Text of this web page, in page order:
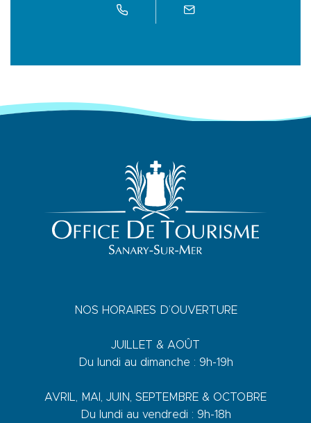
NOS HORAIRES D’OUVERTURE
JUILLET & AOÛT
Du lundi au dimanche : 9h-19h
AVRIL, MAI, JUIN, SEPTEMBRE & OCTOBRE
Du lundi au vendredi : 9h-18h